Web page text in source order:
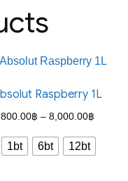
Raspberry 1L
800.00฿ – 8,000.00฿Price
range:
800.00
1bt 6bt 12bt